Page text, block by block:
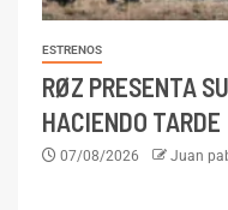
ESTRENOS
RØZ PRESENTA
HACIENDO TARDE
07/08/2026 Juan